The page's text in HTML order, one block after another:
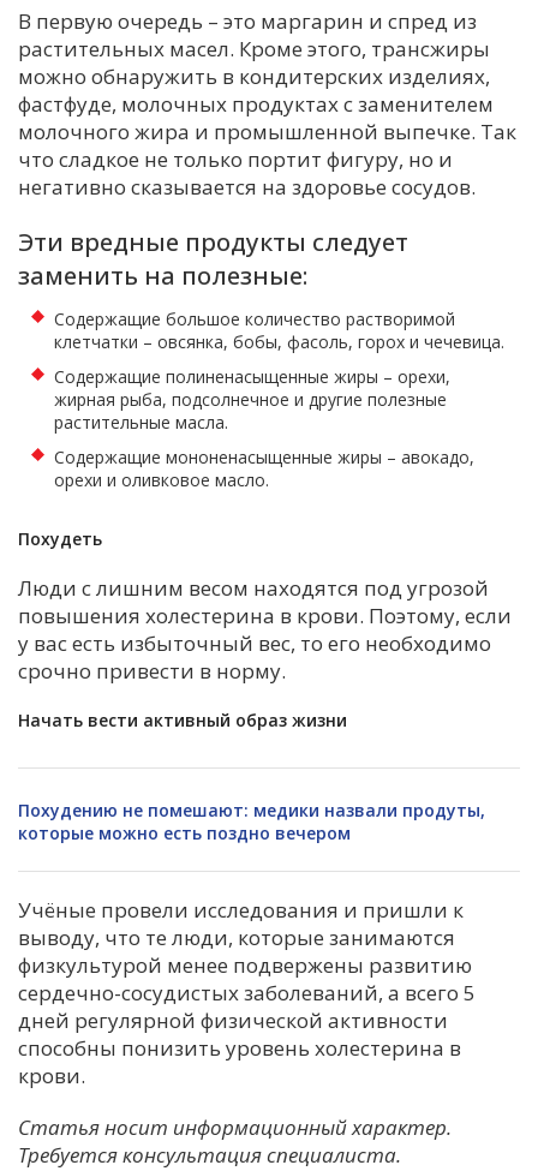
В первую очередь – это маргарин и спред из
растительных масел. Кроме этого, трансжиры
можно обнаружить в кондитерских изделиях,
фастфуде, молочных продуктах с заменителем
молочного жира и промышленной выпечке. Так
что сладкое не только портит фигуру, но и
негативно сказывается на здоровье сосудов.
Эти вредные продукты следует
заменить на полезные:
Содержащие большое количество растворимой
клетчатки – овсянка, бобы, фасоль, горох и чечевица.
Содержащие полиненасыщенные жиры – орехи,
жирная рыба, подсолнечное и другие полезные
растительные масла.
Содержащие мононенасыщенные жиры – авокадо,
орехи и оливковое масло.
Похудеть
Люди с лишним весом находятся под угрозой
повышения холестерина в крови. Поэтому, если
у вас есть избыточный вес, то его необходимо
срочно привести в норму.
Начать вести активный образ жизни
Похудению не помешают: медики назвали продуты,
которые можно есть поздно вечером
Учёные провели исследования и пришли к
выводу, что те люди, которые занимаются
физкультурой менее подвержены развитию
сердечно-сосудистых заболеваний, а всего 5
дней регулярной физической активности
способны понизить уровень холестерина в
крови.
Статья носит информационный характер.
Требуется консультация специалиста.